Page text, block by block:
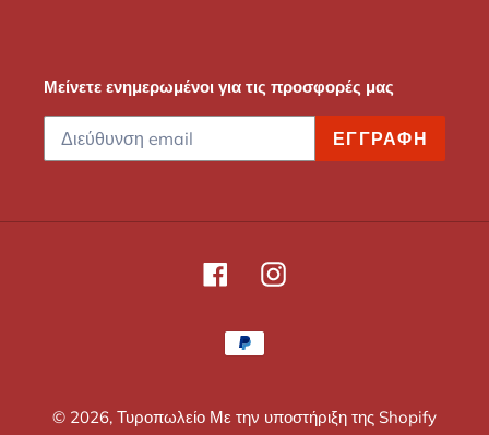
Μείνετε ενημερωμένοι για τις προσφορές μας
ΕΓΓΡΑΦΉ
FacebookInstagram
Μέθοδοι
πληρωμής
© 2026, Τυροπωλείο Με την υποστήριξη της Shopify